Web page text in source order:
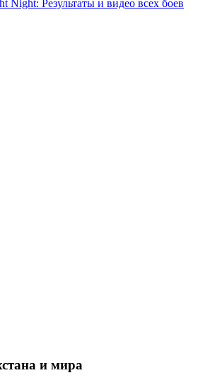
Night: Результаты и видео всех боев
и мира